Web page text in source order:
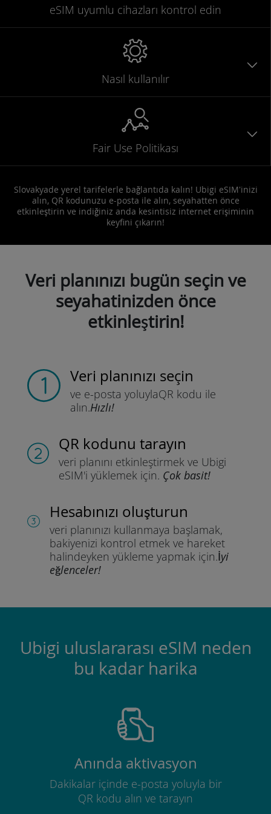
eSIM uyumlu cihazları kontrol edin
Nasıl kullanılır
Fair Use Politikası
Slovakyade yerel tarifelerle bağlantıda kalın! Ubigi eSIM'inizi
alın, QR kodunuzu e-posta ile alın, seyahatten önce
etkinleştirin ve indiğiniz anda kesintisiz internet erişiminin
keyfini çıkarın!
Veri planınızı bugün seçin ve
seyahatinizden önce
etkinleştirin!
Veri planınızı seçin
ve e-posta yoluylaQR kodu ile
alın.Hızlı!
QR kodunu tarayın
veri planını etkinleştirmek ve Ubigi
eSIM'i yüklemek için. Çok basit!
Hesabınızı oluşturun
veri planınızı kullanmaya başlamak,
bakiyenizi kontrol etmek ve hareket
halindeyken yükleme yapmak için.İyi
eğlenceler!
Ubigi uluslararası eSIM neden
bu kadar harika
Anında aktivasyon
Dakikalar içinde e-posta yoluyla bir
QR kodu alın ve tarayın